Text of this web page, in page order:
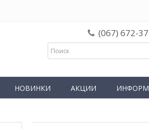
(067) 672-
НОВИНКИ АКЦИИ